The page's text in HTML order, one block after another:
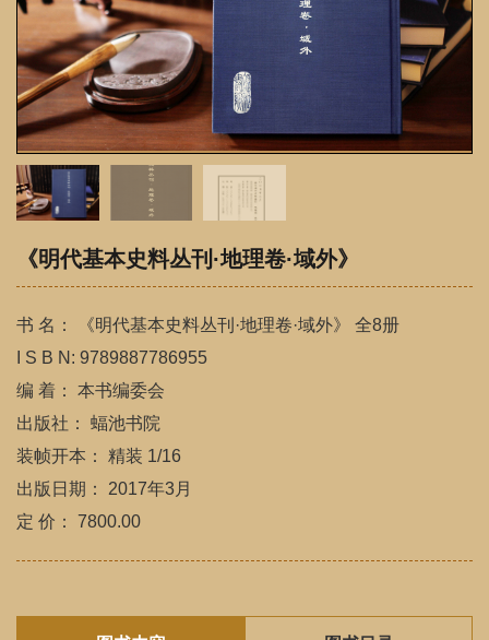
书 名： 《明代基本史料丛刊·地理卷·域外》 全8册
I S B N: 9789887786955
编 着： 本书编委会
出版社： 蝠池书院
装帧开本： 精装 1/16
定 价： 7800.00
图书内容
明代是我国地理学发展史的重要时期，从明代的
历史文献看无论是当时人们对地理的认识，地理思想
还是地理作品都呈现出一种多元化的趋势，这种趋向
明代地理学的发展明显地可以分为前后两期。前